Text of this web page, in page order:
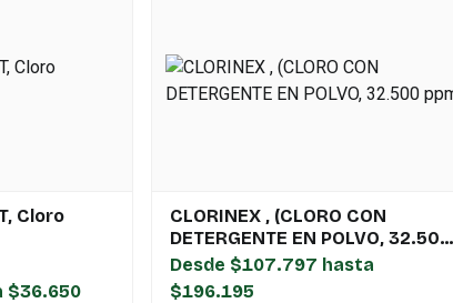
Cloro
$36.650
CLORINEX , (CLORO CON
DETERGENTE EN POLVO, 32.500
ppm)
Desde $107.797 hasta
$196.195